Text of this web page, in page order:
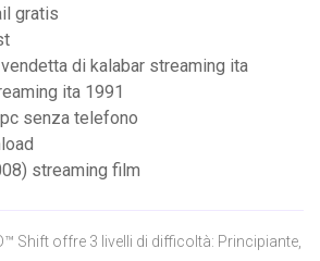
gratis
di kalabar streaming ita
ita 1991
senza telefono
streaming film
Shift offre 3 livelli di difficoltà: Principiante,